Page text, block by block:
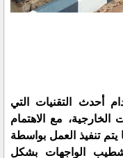
أحدث التقنيات التي
الخارجية، مع الاهتمام
تنفيذ العمل بواسطة
الواجهات بشكل